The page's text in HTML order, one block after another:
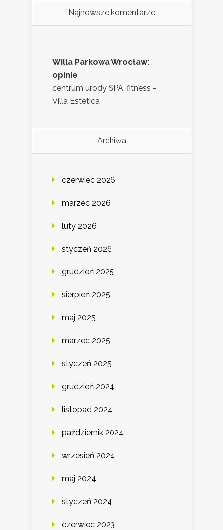
Najnowsze komentarze
Willa Parkowa Wrocław:
opinie
centrum urody SPA, fitness -
Villa Estetica
Archiwa
czerwiec 2026
marzec 2026
luty 2026
styczeń 2026
grudzień 2025
sierpień 2025
maj 2025
marzec 2025
styczeń 2025
grudzień 2024
listopad 2024
październik 2024
wrzesień 2024
maj 2024
styczeń 2024
czerwiec 2023